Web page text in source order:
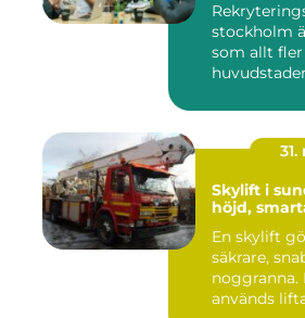
stockholm
som allt
Skylift i
höjd,
En skylift
säkrare,
noggranna.
används